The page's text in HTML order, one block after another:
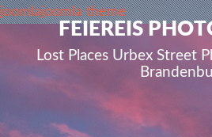
FEIEREIS
Lost Places Urbex Street
joomlajoomla theme